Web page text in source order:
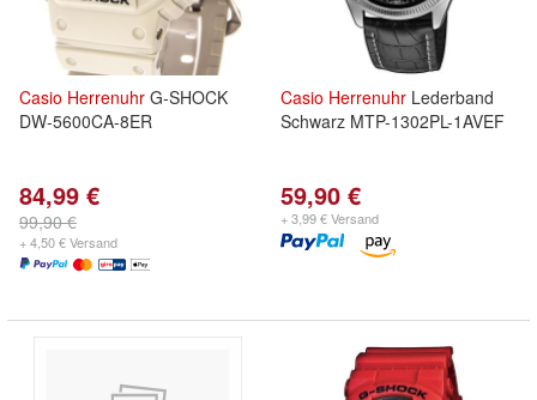
Casio Herrenuhr G-SHOCK
DW-5600CA-8ER
84,99 €
99,90 €
+ 4,50 € Versand
Casio Herrenuhr Lederband
Schwarz MTP-1302PL-1AVEF
59,90 €
+ 3,99 € Versand